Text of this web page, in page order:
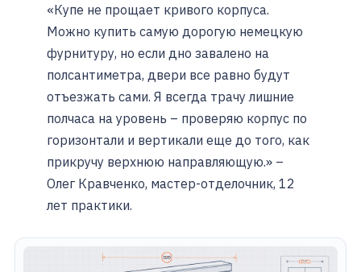
«Купе не прощает кривого корпуса.
Можно купить самую дорогую немецкую
фурнитуру, но если дно завалено на
полсантиметра, двери все равно будут
отъезжать сами. Я всегда трачу лишние
полчаса на уровень – проверяю корпус по
горизонтали и вертикали еще до того, как
прикручу верхнюю направляющую.» –
Олег Кравченко, мастер-отделочник, 12
лет практики.